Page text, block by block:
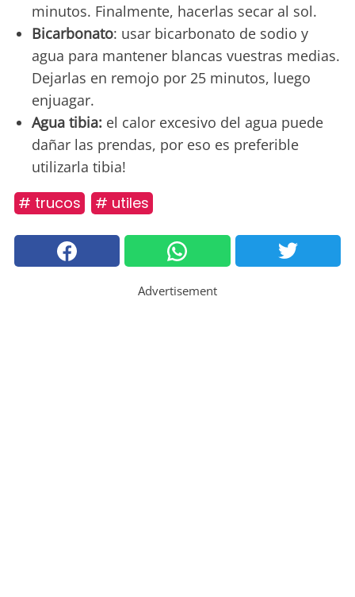
minutos. Finalmente, hacerlas secar al sol.
Bicarbonato: usar bicarbonato de sodio y
agua para mantener blancas vuestras medias.
Dejarlas en remojo por 25 minutos, luego
enjuagar.
Agua tibia: el calor excesivo del agua puede
dañar las prendas, por eso es preferible
utilizarla tibia!
# trucos # utiles
Advertisement